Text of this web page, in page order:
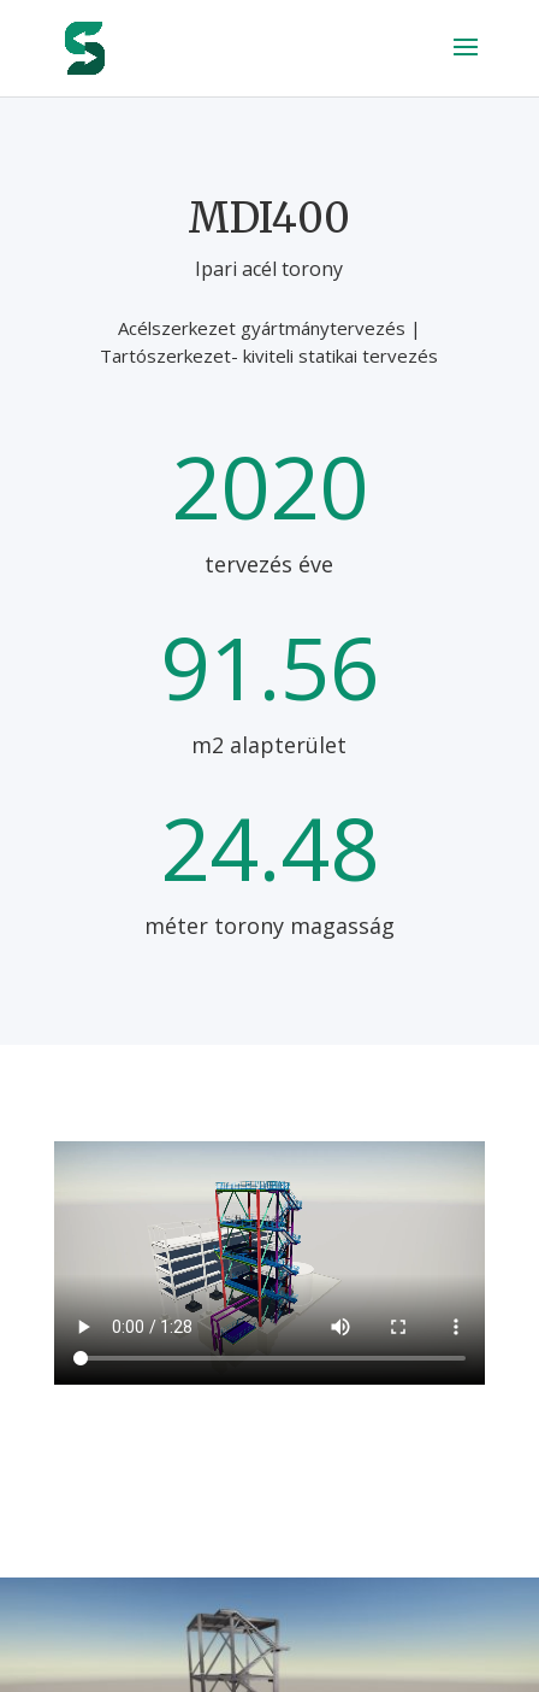
MDI400
Ipari acél torony
Acélszerkezet gyártmánytervezés |
Tartószerkezet- kiviteli statikai tervezés
2020
tervezés éve
91.56
m2 alapterület
24.48
méter torony magasság